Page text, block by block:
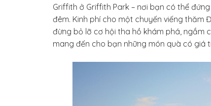
Griffith ở Griffith Park – nơi bạn có thể
đêm. Kinh phí cho một chuyến viếng thăm
đừng bỏ lỡ cơ hội tha hồ khám phá, ngắm
mang đến cho bạn những món quà có giá